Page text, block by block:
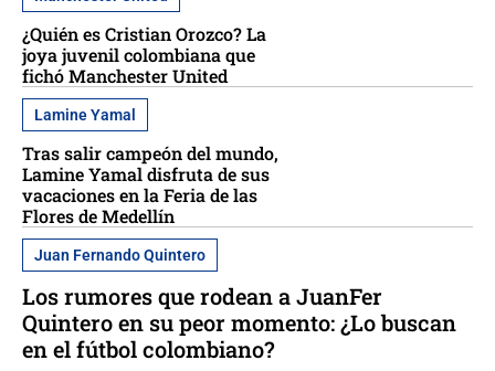
¿Quién es Cristian Orozco? La
joya juvenil colombiana que
fichó Manchester United
Lamine Yamal
Tras salir campeón del mundo,
Lamine Yamal disfruta de sus
vacaciones en la Feria de las
Flores de Medellín
Juan Fernando Quintero
Los rumores que rodean a JuanFer
Quintero en su peor momento: ¿Lo buscan
en el fútbol colombiano?